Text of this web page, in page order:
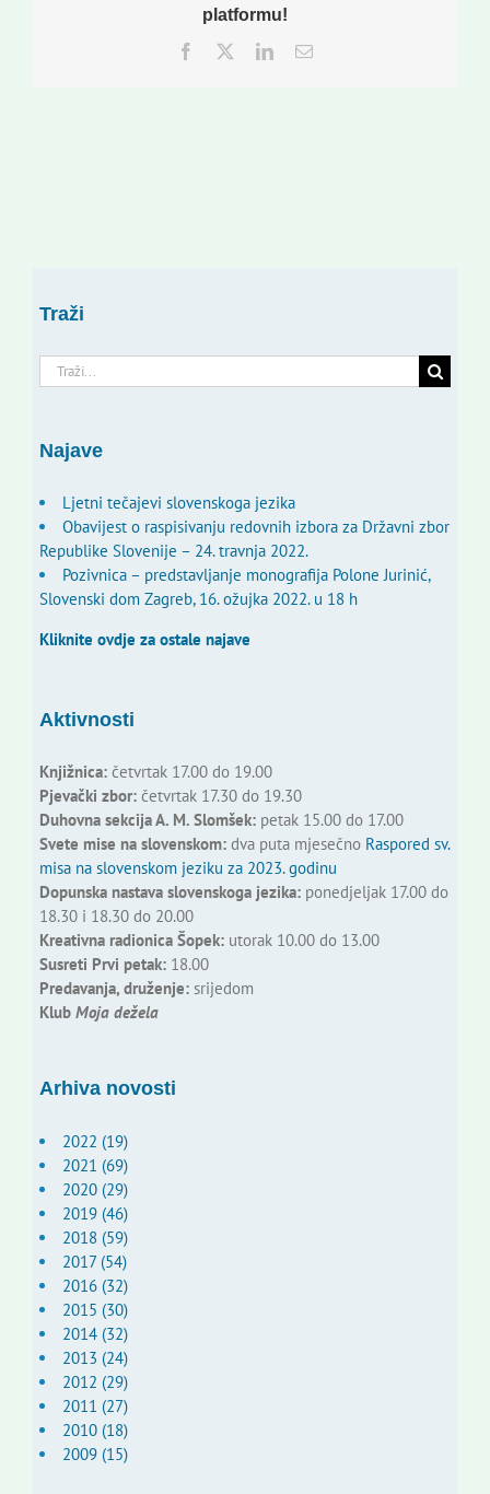
platformu!
Facebook
TwitterLinkedInEmail:
Traži
Traži...
Najave
Ljetni tečajevi slovenskoga jezika
Obavijest o raspisivanju redovnih izbora za Državni zbor
Republike Slovenije – 24. travnja 2022.
Pozivnica – predstavljanje monografija Polone Jurinić,
Slovenski dom Zagreb, 16. ožujka 2022. u 18 h
Kliknite ovdje za ostale najave
Aktivnosti
Knjižnica:četvrtak 17.00 do 19.00
Pjevački zbor:četvrtak 17.30 do 19.30
Duhovna sekcija A. M. Slomšek:petak 15.00 do 17.00
Svete mise na slovenskom:dva puta mjesečno Raspored sv.
misa na slovenskom jeziku za 2023. godinu
Dopunska nastava slovenskoga jezika:ponedjeljak 17.00 do
18.30 i 18.30 do 20.00
Kreativna radionica Šopek:utorak 10.00 do 13.00
Susreti Prvi petak:18.00
Predavanja, druženje:srijedom
Klub Moja dežela
Arhiva novosti
2022 (19)
2021 (69)
2020 (29)
2019 (46)
2018 (59)
2017 (54)
2016 (32)
2015 (30)
2014 (32)
2013 (24)
2012 (29)
2011 (27)
2010 (18)
2009 (15)